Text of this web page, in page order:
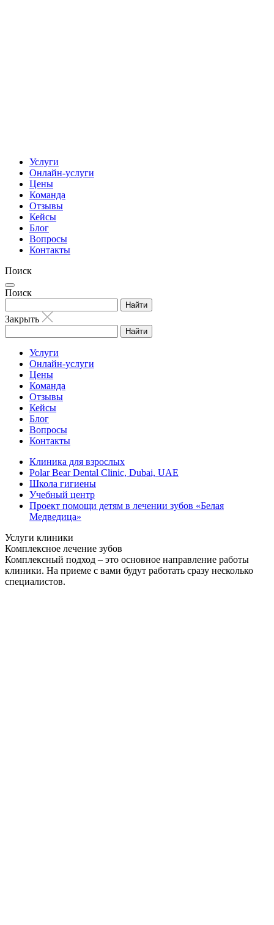
Услуги
Онлайн-услуги
Цены
Команда
Отзывы
Кейсы
Блог
Вопросы
Контакты
Поиск
Поиск
Найти
Закрыть
Найти
Услуги
Онлайн-услуги
Цены
Команда
Отзывы
Кейсы
Блог
Вопросы
Контакты
Клиника для взрослых
Polar Bear Dental Clinic, Dubai, UAE
Школа гигиены
Учебный центр
Проект помощи детям в лечении зубов «Белая
Медведица»
Услуги клиники
Комплексное лечение зубов
Комплексный подход – это основное направление работы
клиники. На приеме с вами будут работать сразу несколько
специалистов.